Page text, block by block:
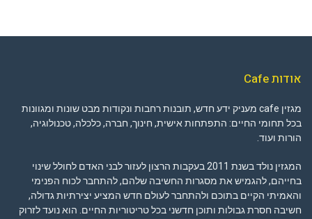
אודות Cafe
מגזין cafe מעניק ידע חדש, תובנות רחבות ונקודות מבט שונות ומגוונות
בכל תחומי החיים: התפתחות אישית, חינוך, חברה, כלכלה, טכנולוגיה,
הורות ועוד.
המגזין נולד בשנת 2011 בעקבות הרצון לעזור לבני האדם לחולל שינוי
בחייהם, להגמיש את מסגרות החשיבה שלהם, להתחבר לכוח הפנימי
והאמיתי הקיים בתוכם ולהתחבר לעולם חדש המציע יצירתיות גדולה,
חשיבה חסרת גבולות ותוכן חדשני בכל טריטוריות החיים. הוא נועד לזרוק